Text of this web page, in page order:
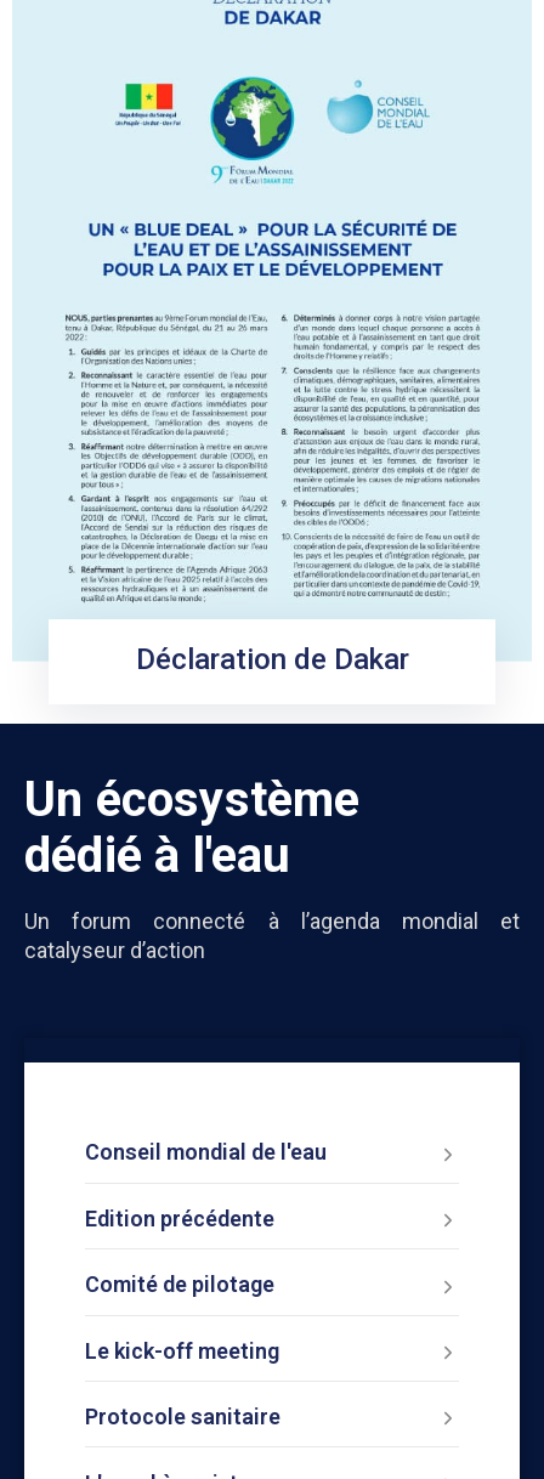
Déclaration de Dakar
Un écosystème
dédié à l'eau
Un forum connecté à l’agenda mondial et
catalyseur d’action
Conseil mondial de l'eau
Edition précédente
Comité de pilotage
Le kick-off meeting
Protocole sanitaire